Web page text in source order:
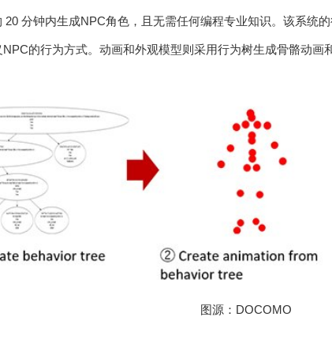
分钟内生成NPC角色，且无需任何编程专业知识。该系统
的行为方式。动画和外观模型则采用行为树生成骨骼动画
图源：DOCOMO